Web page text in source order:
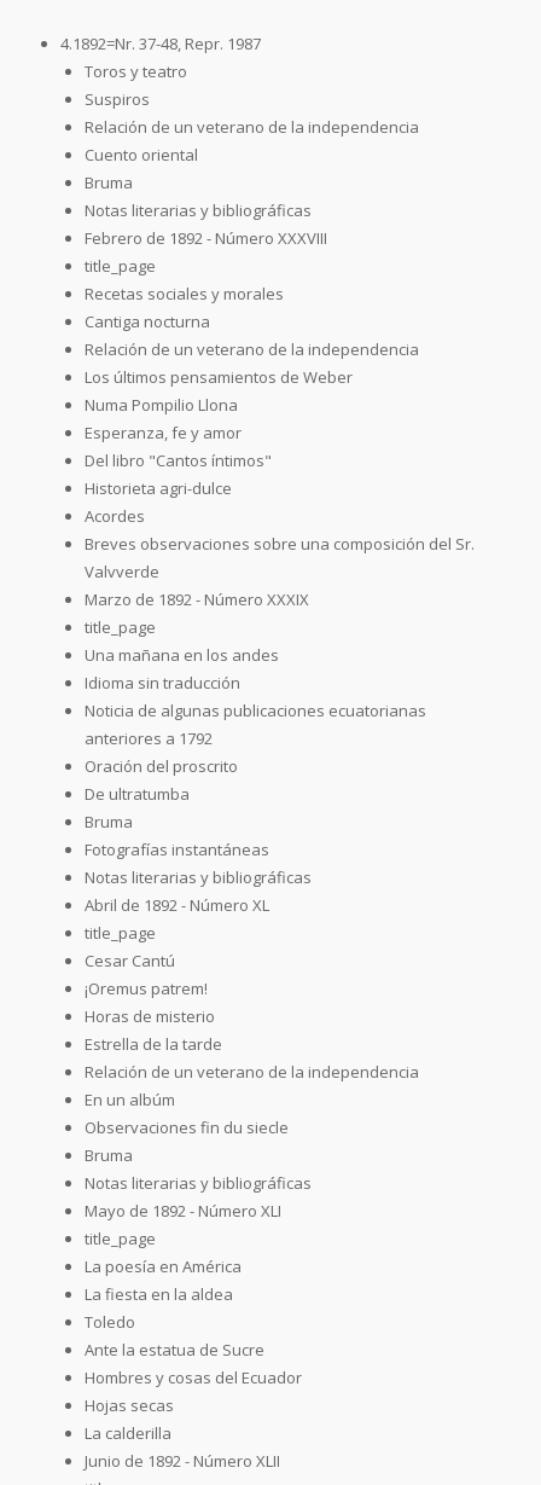
4.1892=Nr. 37-48, Repr. 1987
Toros y teatro
Suspiros
Relación de un veterano de la independencia
Cuento oriental
Bruma
Notas literarias y bibliográficas
Febrero de 1892 - Número XXXVIII
title_page
Recetas sociales y morales
Cantiga nocturna
Relación de un veterano de la independencia
Los últimos pensamientos de Weber
Numa Pompilio Llona
Esperanza, fe y amor
Del libro "Cantos íntimos"
Historieta agri-dulce
Acordes
Breves observaciones sobre una composición del Sr.
Valvverde
Marzo de 1892 - Número XXXIX
title_page
Una mañana en los andes
Idioma sin traducción
Noticia de algunas publicaciones ecuatorianas
anteriores a 1792
Oración del proscrito
De ultratumba
Bruma
Fotografías instantáneas
Notas literarias y bibliográficas
Abril de 1892 - Número XL
title_page
Cesar Cantú
¡Oremus patrem!
Horas de misterio
Estrella de la tarde
Relación de un veterano de la independencia
En un albúm
Observaciones fin du siecle
Bruma
Notas literarias y bibliográficas
Mayo de 1892 - Número XLI
title_page
La poesía en América
La fiesta en la aldea
Toledo
Ante la estatua de Sucre
Hombres y cosas del Ecuador
Hojas secas
La calderilla
Junio de 1892 - Número XLII